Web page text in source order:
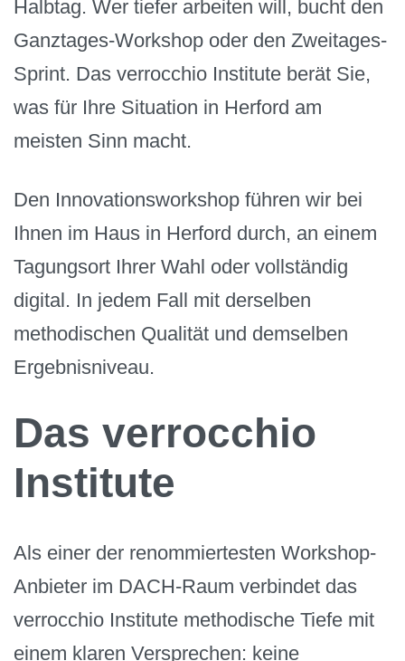
Halbtag. Wer tiefer arbeiten will, bucht den
Ganztages-Workshop oder den Zweitages-
Sprint. Das verrocchio Institute berät Sie,
was für Ihre Situation in Herford am
meisten Sinn macht.
Den Innovationsworkshop führen wir bei
Ihnen im Haus in Herford durch, an einem
Tagungsort Ihrer Wahl oder vollständig
digital. In jedem Fall mit derselben
methodischen Qualität und demselben
Ergebnisniveau.
Das verrocchio
Institute
Als einer der renommiertesten Workshop-
Anbieter im DACH-Raum verbindet das
verrocchio Institute methodische Tiefe mit
einem klaren Versprechen: keine